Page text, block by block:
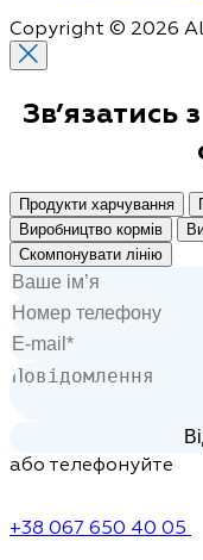
Copyright © 2026
Зв’язатись
Продукти харчування
Виробництво кормів
Скомпонувати лінію
або телефонуйте
+38 067 650 40 05